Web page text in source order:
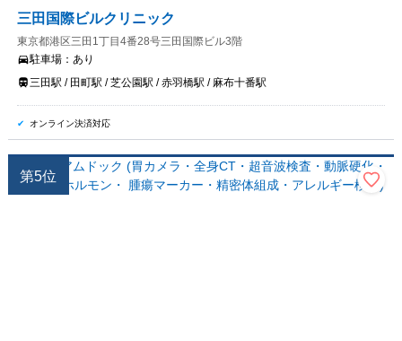
三田国際ビルクリニック
東京都港区三田1丁目4番28号三田国際ビル3階
駐車場： あり
三田駅 / 田町駅 / 芝公園駅 / 赤羽橋駅 / 麻布十番駅
オンライン決済対応
第5位